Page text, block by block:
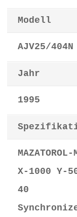
Modell
AJV25/404N
Jahr
1995
X-1000 Y-
40